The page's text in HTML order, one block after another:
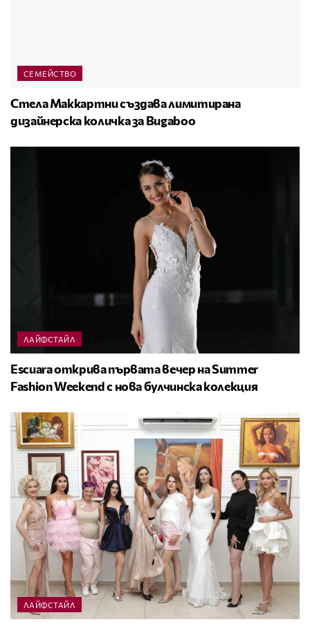
СЕМЕЙСТВО
Стела Маккартни създава лимитирана
дизайнерска количка за Bugaboo
ЛАЙФСТАЙЛ
Escuara открива първата вечер на Summer
Fashion Weekend с нова булчинска колекция
ЛАЙФСТАЙЛ